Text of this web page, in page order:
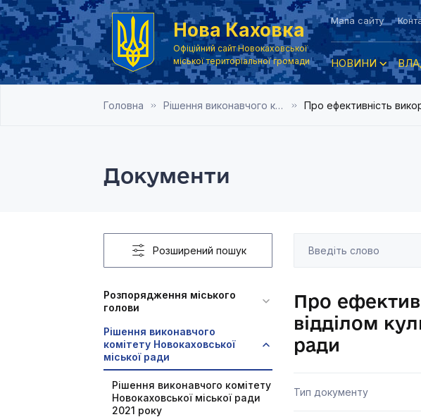
Нова Каховка
Офіційний сайт Новокаховської
міської територіальної громади
Мапа сайту
НОВИНИ
Головна Рішення виконавчого комітету Новокаховської міської ради 2015 року Про ефективність
Документи
Розширений пошук
Розпорядження міського
голови
Рішення виконавчого
комітету Новокаховської
міської ради
Рішення виконавчого комітету
Новокаховської міської ради
2021 року
Про
відділом
ради
Тип документу